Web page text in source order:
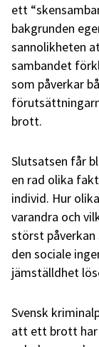
ett
bakgrunden
sannolikheten
sambandet
som påverkar
brott.
Slutsatsen får
en rad olika
individ. Hur
varandra och
störst
den sociale
jämställdhet
Svensk
att ett brott